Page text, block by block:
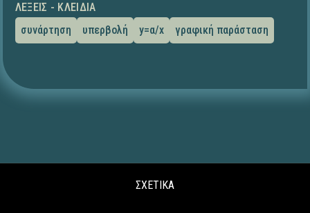
ΛΈΞΕΙΣ - ΚΛΕΙΔΙΆ
συνάρτηση
υπερβολή y=α/x γραφική παράσταση
ΣΧΕΤΙΚΑ